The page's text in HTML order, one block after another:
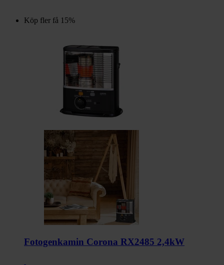
Köp fler få 15%
Fotogenkamin Corona RX2485 2,4kW